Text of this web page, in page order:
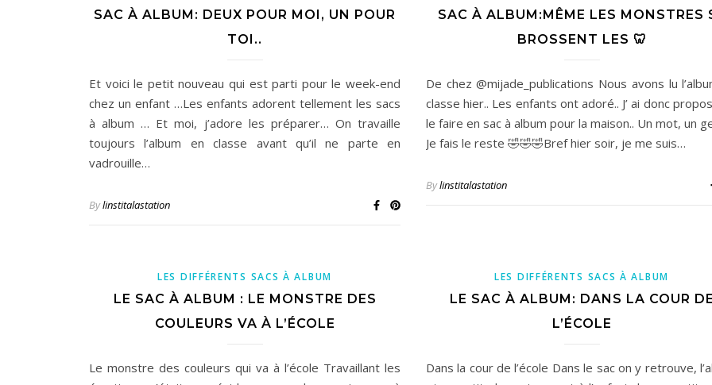
SAC À ALBUM: DEUX POUR MOI, UN POUR
TOI..
Et voici le petit nouveau qui est parti pour le week-end
chez un enfant …Les enfants adorent tellement les sacs
à album … Et moi, j’adore les préparer… On travaille
toujours l’album en classe avant qu’il ne parte en
vadrouille…
Bylinstitalastation
SAC À ALBUM:MÊME LES MONSTRES
BROSSENT LES 🦷
De chez @mijade_publications Nous avons lu
classe hier.. Les enfants ont adoré.. J’ ai donc
le faire en sac à album pour la maison.. Un mot, un
Je fais le reste 🤣🤣🤣Bref hier soir, je me suis…
Bylinstitalastation
LES DIFFÉRENTS SACS À ALBUM
LE SAC À ALBUM : LE MONSTRE DES
COULEURS VA À L’ÉCOLE
Le monstre des couleurs qui va à l’école Travaillant les
LES DIFFÉRENTS SACS À ALBUM
LE SAC À ALBUM: DANS LA COUR DE
L’ÉCOLE
Dans la cour de l’école Dans le sac on y retrouve,